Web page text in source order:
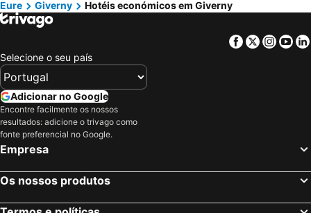
Eure
Giverny Hotéis económicos em Giverny
Facebook
Twitter
Selecione o seu país
Adicionar no Google
Encontre facilmente os nossos
resultados: adicione o trivago como
fonte preferencial no Google.
Empresa
Os nossos produtos